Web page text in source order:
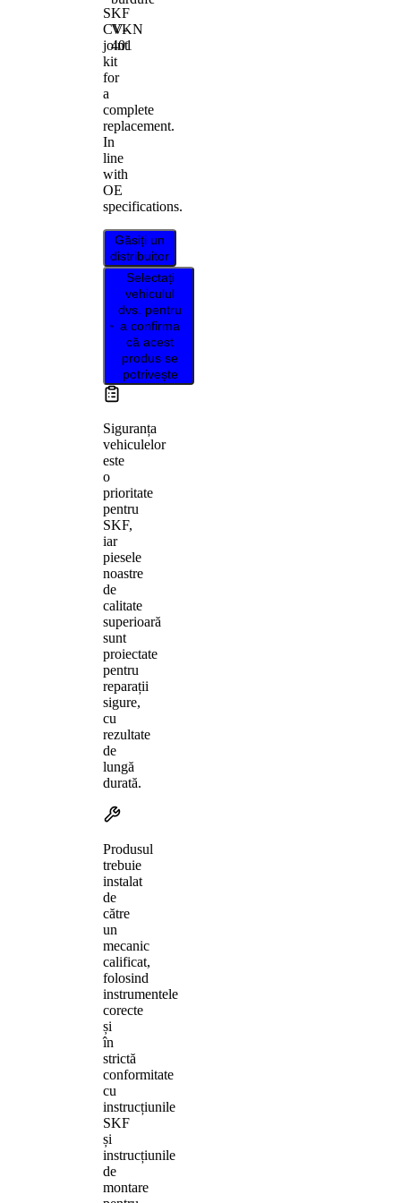
SKF
CV-
joint
kit
for
a
complete
replacement.
In
line
with
OE
specifications.
Găsiți un
distribuitor
Selectați
vehiculul
dvs. pentru
a confirma
că acest
produs se
potrivește
Siguranța
vehiculelor
este
o
prioritate
pentru
SKF,
iar
piesele
noastre
de
calitate
superioară
sunt
proiectate
pentru
reparații
sigure,
cu
rezultate
de
lungă
durată.
Produsul
trebuie
instalat
de
către
un
mecanic
calificat,
folosind
instrumentele
corecte
și
în
strictă
conformitate
cu
instrucțiunile
SKF
și
instrucțiunile
de
montare
VKN
401